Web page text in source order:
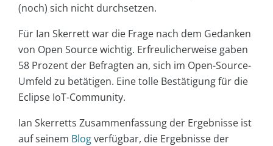
(noch) sich nicht durchsetzen.
Für Ian Skerrett war die Frage nach dem Gedanken
von Open Source wichtig. Erfreulicherweise gaben
58 Prozent der Befragten an, sich im Open-Source-
Umfeld zu betätigen. Eine tolle Bestätigung für die
Eclipse IoT-Community.
Ian Skerretts Zusammenfassung der Ergebnisse ist
auf seinem Blogverfügbar, die Ergebnisse der